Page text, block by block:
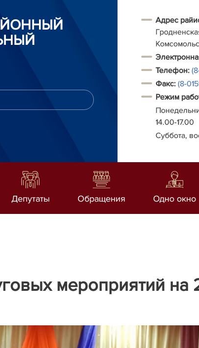
Адрес
Телефон:
Факс: (8-
Режим
14.00-17.00
Суббота,
Депутаты Обращения Одно окно
мероприятий на